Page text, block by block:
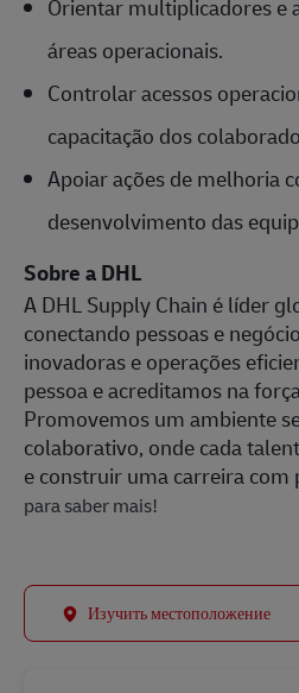
Orientar multiplicadores e
áreas operacionais.
Controlar acessos
capacitação dos
Apoiar ações de melhoria
desenvolvimento das
Sobre a DHL
A DHL Supply Chain é líder
conectando pessoas e
inovadoras e operações
pessoa e acreditamos na
Promovemos um ambiente
colaborativo, onde cada
e construir uma carreira com
para saber mais!
Изучить местоположение